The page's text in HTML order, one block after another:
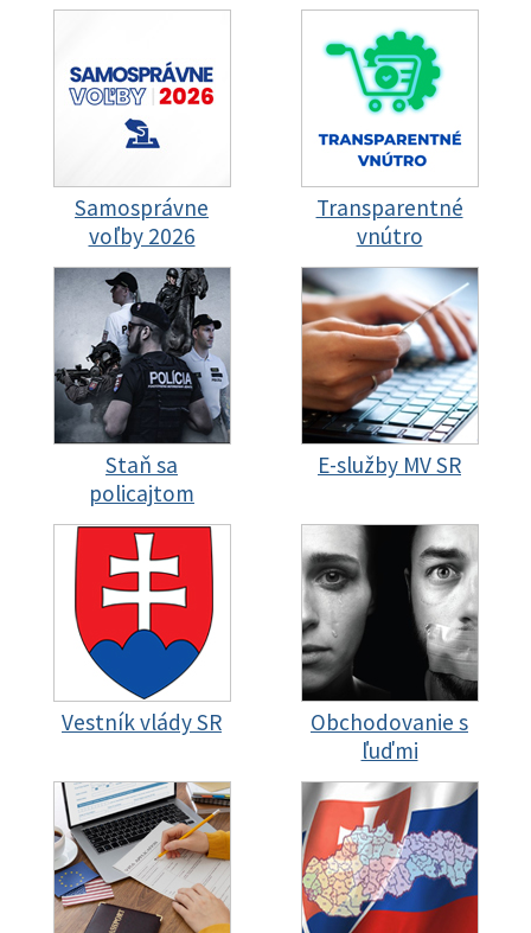
Samosprávne
voľby 2026
Transparentné
vnútro
Staň sa
policajtom
E-služby MV SR
Vestník vlády SR
Obchodovanie s
ľuďmi